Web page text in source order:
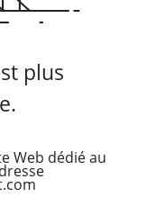
plus
Web dédié au